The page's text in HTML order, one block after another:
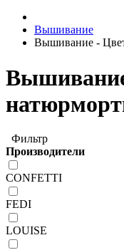
Вышивание
Вышивание -
Фильтр
Производители
CONFETTI
FEDI
LOUISE